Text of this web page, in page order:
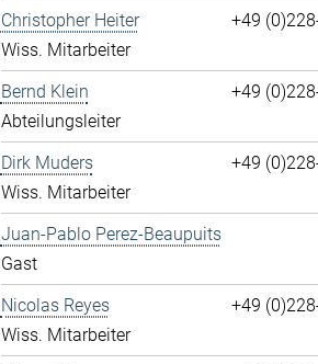
Christopher Heiter
Wiss. Mitarbeiter
+49
Bernd Klein
Abteilungsleiter
+49
Dirk Muders
Wiss. Mitarbeiter
+49
Juan-Pablo Perez-Beaupuits
Gast
Nicolas Reyes
Wiss. Mitarbeiter
+49